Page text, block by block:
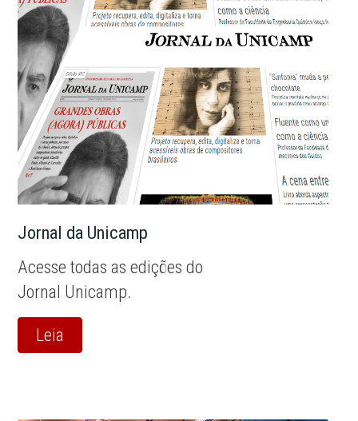
Jornal da Unicamp
Acesse todas as edições do
Jornal Unicamp.
Leia